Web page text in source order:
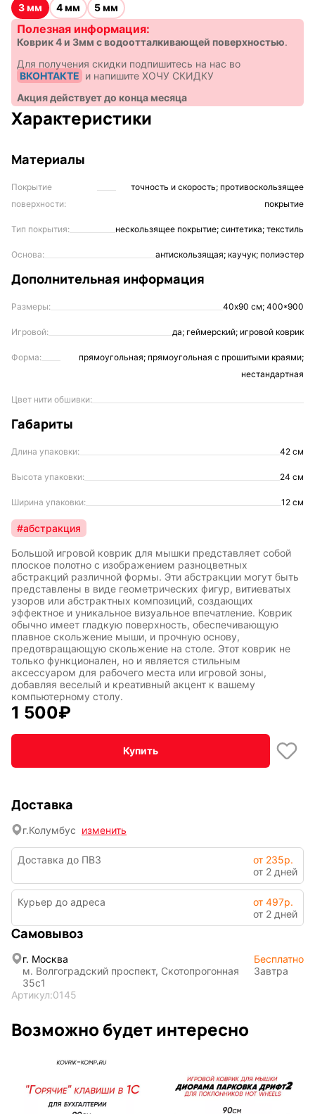
3 мм 4 мм 5 мм
Полезная информация:
Коврик 4 и 3мм с водоотталкивающей поверхностью.
Для получения скидки подпишитесь на нас во
ВКОНТАКТЕ и напишите ХОЧУ СКИДКУ
Акция действует до конца месяца
Характеристики
Материалы
Покрытие
поверхности:
точность и скорость; противоскользящее
покрытие
Тип покрытия: нескользящее покрытие; синтетика; текстиль
Основа: антискользящая; каучук; полиэстер
Дополнительная информация
Размеры: 40х90 см; 400*900
Игровой: да; геймерский; игровой коврик
Форма:
прямоугольная; прямоугольная с прошитыми краями;
нестандартная
Цвет нити обшивки:
Габариты
Длина упаковки: 42 см
Высота упаковки: 24 см
Ширина упаковки: 12 см
#абстракция
Большой игровой коврик для мышки представляет собой
плоское полотно с изображением разноцветных
абстракций различной формы. Эти абстракции могут быть
представлены в виде геометрических фигур, витиеватых
узоров или абстрактных композиций, создающих
эффектное и уникальное визуальное впечатление. Коврик
обычно имеет гладкую поверхность, обеспечивающую
плавное скольжение мыши, и прочную основу,
предотвращающую скольжение на столе. Этот коврик не
только функционален, но и является стильным
аксессуаром для рабочего места или игровой зоны,
добавляя веселый и креативный акцент к вашему
компьютерному столу.
1 500₽
Купить
Доставка
г.Колумбус изменить
Доставка до ПВЗ
от 235р.
от 2 дней
Курьер до адреса
от 497р.
от 2 дней
Самовывоз
г. Москва
м. Волгоградский проспект, Скотопрогонная
35с1
Бесплатно
Завтра
Артикул:0145
Возможно будет интересно
года
Горячие
клавиши
Мария
ковра